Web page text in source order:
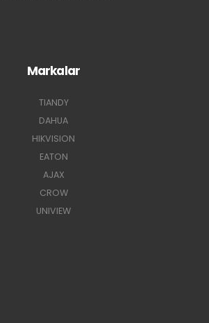
Markalar
TIANDY
DAHUA
HIKVISION
EATON
AJAX
CROW
UNIVIEW